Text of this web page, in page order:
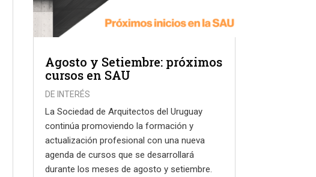
Agosto y Setiembre: próximos
cursos en SAU
DE INTERÉS
La Sociedad de Arquitectos del Uruguay
continúa promoviendo la formación y
actualización profesional con una nueva
agenda de cursos que se desarrollará
durante los meses de agosto y setiembre.